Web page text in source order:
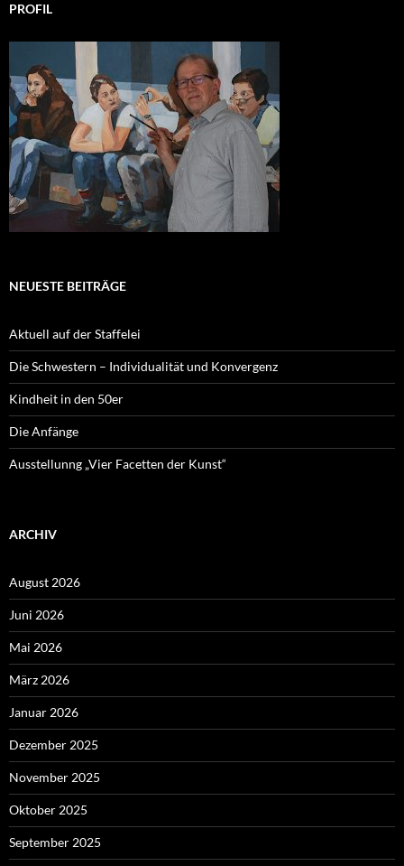
PROFIL
NEUESTE BEITRÄGE
Aktuell auf der Staffelei
Die Schwestern – Individualität und Konvergenz
Kindheit in den 50er
Die Anfänge
Ausstellunng „Vier Facetten der Kunst“
ARCHIV
August 2026
Juni 2026
Mai 2026
März 2026
Januar 2026
Dezember 2025
November 2025
Oktober 2025
September 2025